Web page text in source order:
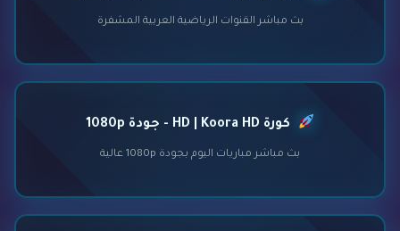
بث مباشر القنوات الرياضية العربية المشفرة
كورة HD | Koora HD - جودة 1080p
بث مباشر مباريات اليوم بجودة 1080p عالية